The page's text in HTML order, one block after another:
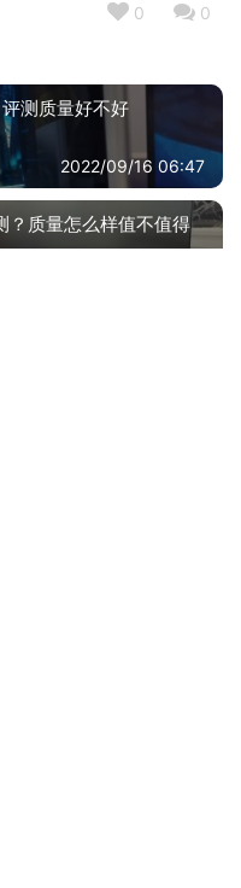
0 0
测质量好不好
2022/09/16 06:47
质量怎么样值不值得